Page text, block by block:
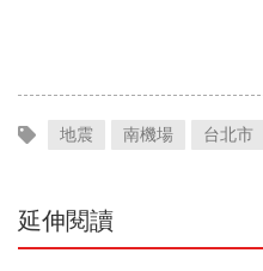
地震 南機場 台北市
延伸閱讀